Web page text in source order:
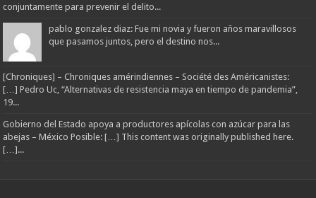
conjuntamente para prevenir el delito...
pablo gonzalez diaz: Fue mi novia y fueron años maravillosos
que pasamos juntos, pero el destino nos...
[Chroniques] – Chroniques amérindiennes – Société des Américanistes:
[…] Pedro Uc, “Alternativas de resistencia maya en tiempo de pandemia”,
19...
Gobierno del Estado apoya a productores apícolas con azúcar para las
abejas – México Posible: […] This content was originally published here.
[…]...